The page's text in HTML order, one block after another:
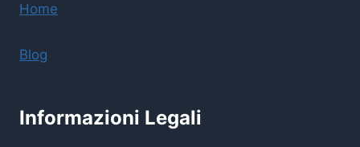
Home
Blog
Informazioni Legali